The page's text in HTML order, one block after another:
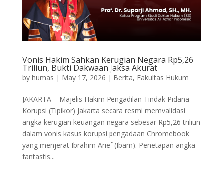
Vonis Hakim Sahkan Kerugian Negara Rp5,26
Triliun, Bukti Dakwaan Jaksa Akurat
by humas | May 17, 2026 | Berita, Fakultas Hukum
JAKARTA – Majelis Hakim Pengadilan Tindak Pidana
Korupsi (Tipikor) Jakarta secara resmi memvalidasi
angka kerugian keuangan negara sebesar Rp5,26 triliun
dalam vonis kasus korupsi pengadaan Chromebook
yang menjerat Ibrahim Arief (Ibam). Penetapan angka
fantastis...